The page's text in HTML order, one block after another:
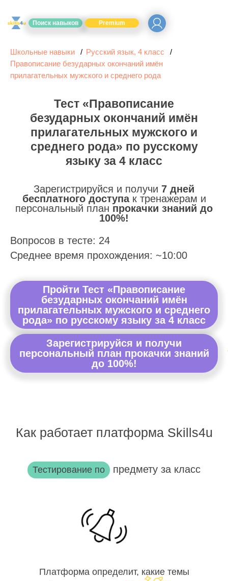
Поиск навыков Premium
Школьные навыки
Русский язык, 4 класс
Правописание безударных окончаний имён
прилагательных мужского и среднего рода
Тест «Правописание
безударных окончаний имён
прилагательных мужского и
среднего рода» по русскому
языку за 4 класс
Зарегистрируйся и получи 7 дней
бесплатного доступак тренажерам и
персональный план прокачки знаний до
100%!
Вопросов в тесте: 24
Среднее время прохождения: ~10:00
Пройти Тест «Правописание
безударных окончаний имён
прилагательных мужского и среднего
рода» по русскому языку за 4 класс
Зарегистрируйся и получи
персональный план прокачки знаний
до 100%!
Как работает платформа Skills4u
Тестирование по предмету за класс
Платформа определит, какие темы